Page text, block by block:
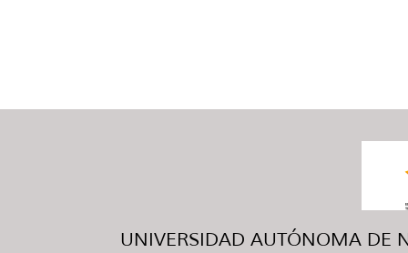
UNIVERSIDAD AUTÓNOMA DE